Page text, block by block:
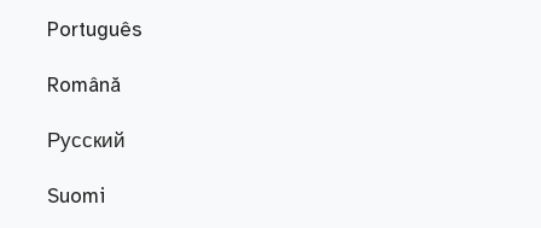
Português
Română
Русский
Suomi